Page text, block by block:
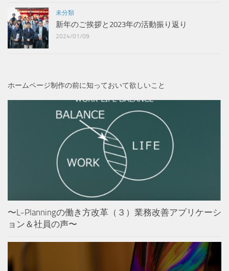
未分類
新年のご挨拶と2023年の活動振り返り
2024/01/09
ホームページ制作の前に知っておいて欲しいこと
〜L-Planningの働き方改革（３）業務改善アプリケーシ
ョン＆社員の声〜